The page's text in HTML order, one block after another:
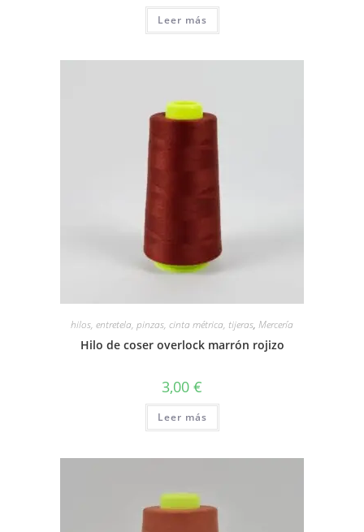
Leer más
hilos, entretela, pinzas, cinta métrica, tijeras, Mercería
Hilo de coser overlock marrón rojizo
3,00 €
Leer más